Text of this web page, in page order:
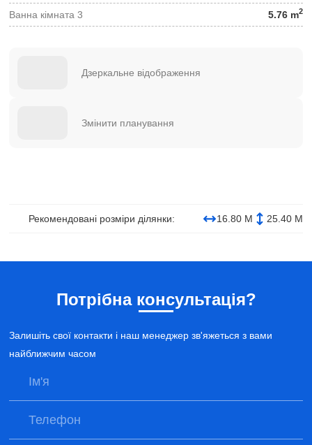
Ванна кімната 3 5.76 m2
Дзеркальне відображення
Змінити планування
Рекомендовані розміри ділянки: 16.80 М 25.40 М
Потрібна консультація?
Залишіть свої контакти і наш менеджер зв'яжеться з вами
найближчим часом